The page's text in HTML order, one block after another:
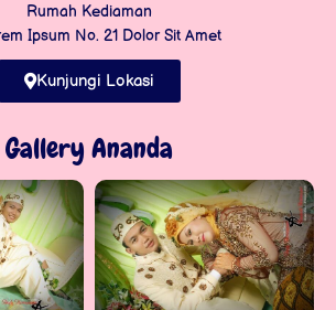
Rumah Kediaman
Ipsum No. 21 Dolor Sit Amet
Kunjungi Lokasi
Gallery Ananda